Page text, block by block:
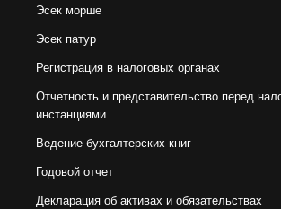
Эсек морше
Эсек патур
Регистрация в налоговых органах
Отчетность и представительство перед
инстанциями
Ведение бухгалтерских книг
Годовой отчет
Декларация об активах и обязательствах